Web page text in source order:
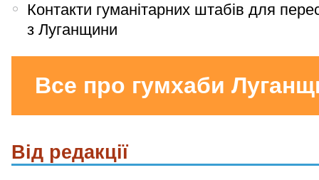
Контакти гуманітарних штабів для
з Луганщини
Все про гумхаби
Від редакції